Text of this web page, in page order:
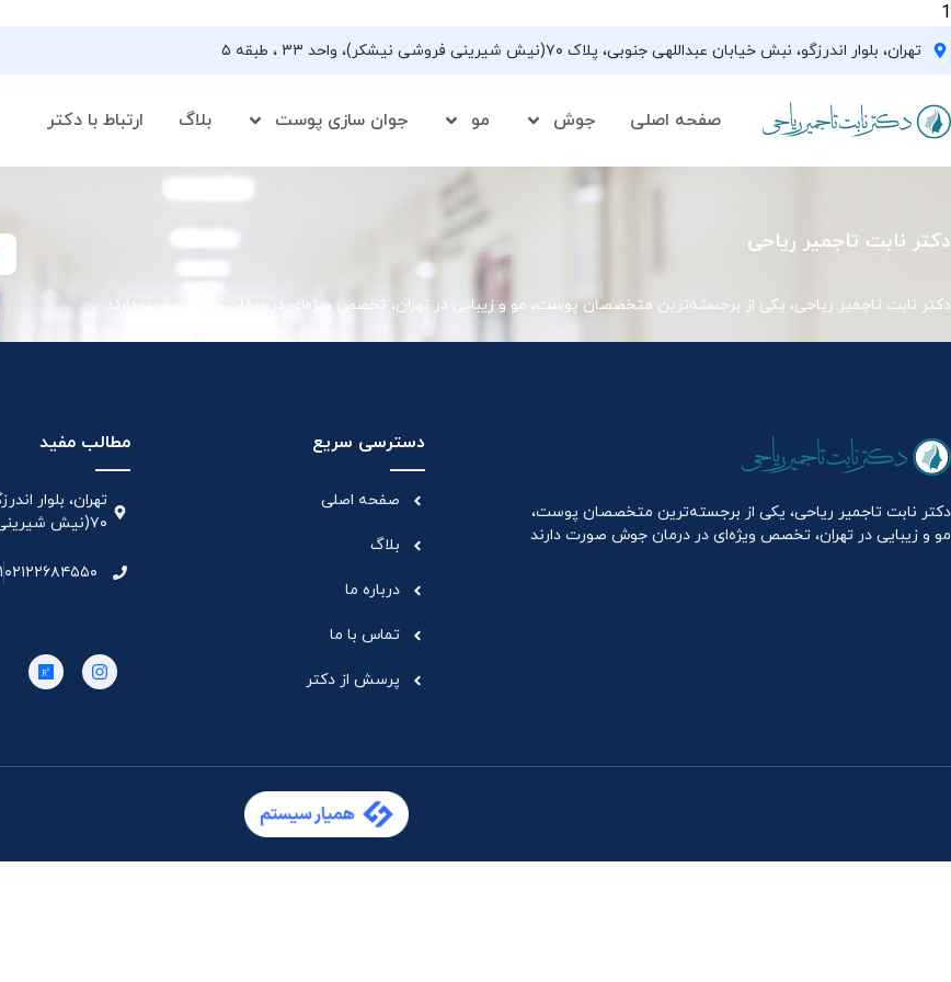
1
تهران، بلوار اندرزگو، نبش خیابان عبداللهی جنوبی، پلاک ۷۰(نیش شیرینی فروشی نیشکر)، واحد ۳۳ ، طبقه ۵
صفحه اصلی جوش مو جوان سازی پوست بلاگ ارتباط با دکتر
دکتر نابت تاجمیر ریاحی
دکتر نابت تاجمیر ریاحی، یکی از برجسته‌ترین متخصصان پوست، مو و زیبایی در تهران، تخصص ویژه‌ای در درمان جوش صورت دارند
دکتر نابت تاجمیر ریاحی، یکی از برجسته‌ترین متخصصان پوست،
مو و زیبایی در تهران، تخصص ویژه‌ای در درمان جوش صورت دارند
دسترسی سریع
صفحه اصلی
بلاگ
درباره ما
تماس با ما
پرسش از دکتر
مطالب مفید
تهران، بلوار
۷۰(نیش شیرینی فروشی نیشکر)، واحد ۳۳ ، طبقه ۵
۰۲۱۲۲۶۸۴۵۵۰